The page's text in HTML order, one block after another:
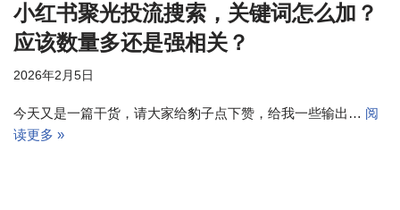
小红书聚光投流搜索，关键词怎么加？
应该数量多还是强相关？
2026年2月5日
今天又是一篇干货，请大家给豹子点下赞，给我一些输出… 阅
读更多 »